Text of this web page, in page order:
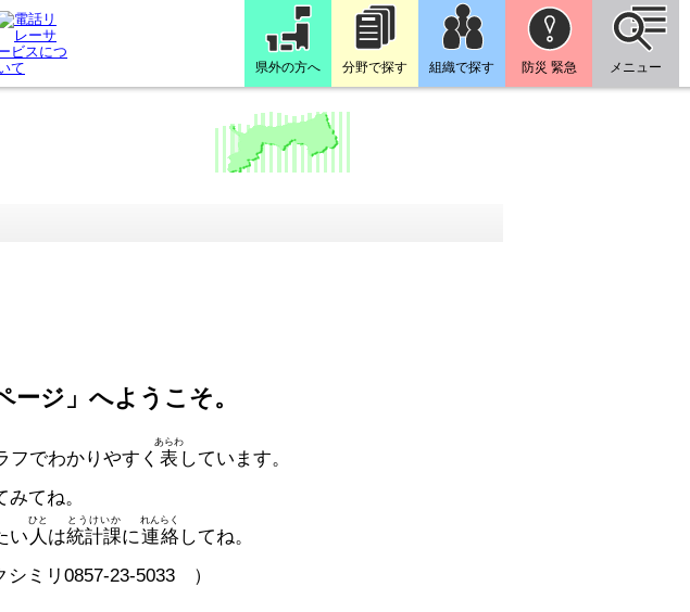
県外の方へ 分野で探す 組織で探す 防災 緊急 メニュー
ジ」へようこそ。
フでわかりやすく 表
あらわ
しています。
てね。
い 人
ひと
は統計課
とうけいか
に連絡
れんらく
してね。
ミリ0857-23-5033 ）